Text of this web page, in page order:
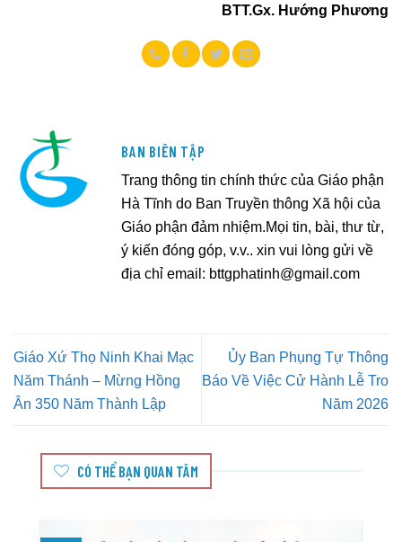
BTT.Gx. Hướng Phương
BAN BIÊN TẬP
Trang thông tin chính thức của Giáo phận
Hà Tĩnh do Ban Truyền thông Xã hội của
Giáo phận đảm nhiệm.Mọi tin, bài, thư từ,
ý kiến đóng góp, v.v.. xin vui lòng gửi về
địa chỉ email: bttgphatinh@gmail.com
Giáo Xứ Thọ Ninh Khai Mạc
Năm Thánh – Mừng Hồng
Ân 350 Năm Thành Lập
Ủy Ban Phụng Tự Thông
Báo Về Việc Cử Hành Lễ Tro
Năm 2026
CÓ THỂ BẠN QUAN TÂM